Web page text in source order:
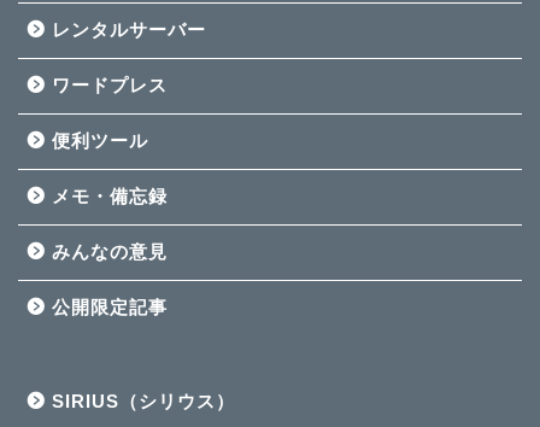
レンタルサーバー
ワードプレス
便利ツール
メモ・備忘録
みんなの意見
公開限定記事
SIRIUS（シリウス）